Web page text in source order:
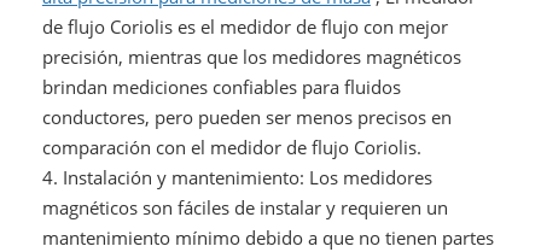
de flujo Coriolis es el medidor de flujo con mejor
precisión, mientras que los medidores magnéticos
brindan mediciones confiables para fluidos
conductores, pero pueden ser menos precisos en
comparación con el medidor de flujo Coriolis.
4. Instalación y mantenimiento: Los medidores
magnéticos son fáciles de instalar y requieren un
mantenimiento mínimo debido a que no tienen partes